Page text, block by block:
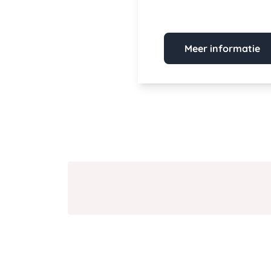
Meer informatie